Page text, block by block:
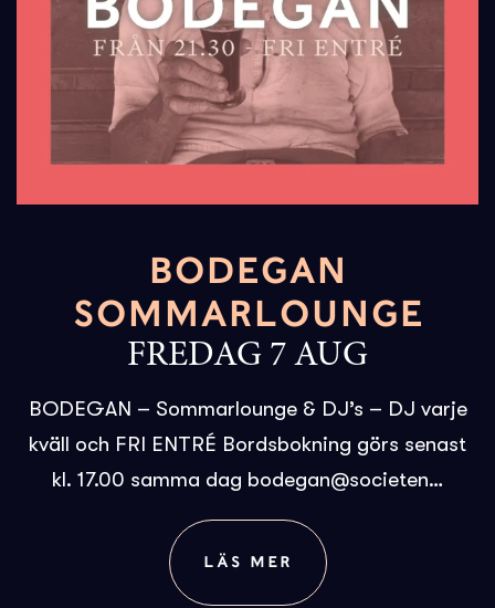
BODEGAN
SOMMARLOUNGE
FREDAG 7 AUG
BODEGAN – Sommarlounge & DJ’s – DJ varje
kväll och FRI ENTRÉ Bordsbokning görs senast
kl. 17.00 samma dag bodegan@societen…
LÄS MER